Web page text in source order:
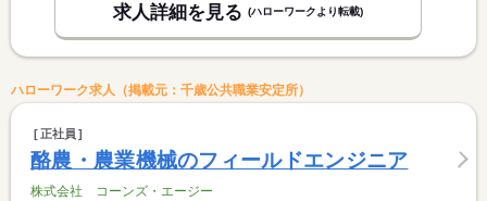
求人詳細を見る (ハローワークより転載)
ハローワーク求人（掲載元：千歳公共職業安定所）
正社員
酪農・農業機械のフィールドエンジニア
株式会社 コーンズ・エージー